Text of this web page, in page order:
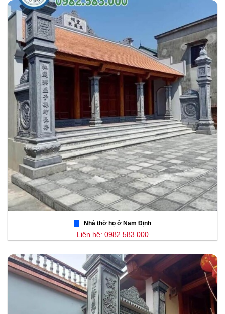
Nhà thờ họ ở Nam Định
Liên hệ: 0982.583.000